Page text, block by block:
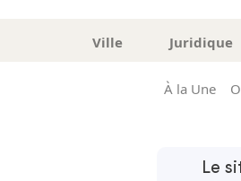
Ville Juridique
À la Une
Le